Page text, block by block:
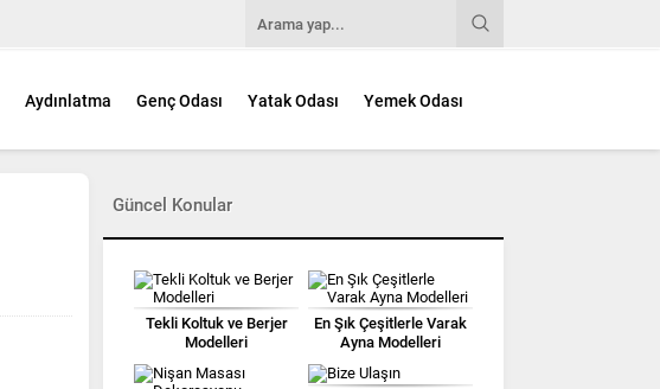
Aydınlatma Genç Odası Yatak Odası Yemek Odası
Güncel Konular
Tekli Koltuk ve Berjer
Modelleri
En Şık Çeşitlerle Varak
Ayna Modelleri